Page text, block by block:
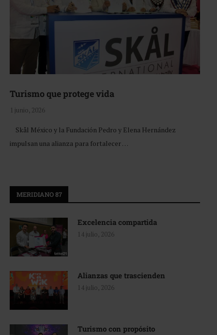
Turismo que protege vida
1 junio, 2026
Skål México y la Fundación Pedro y Elena Hernández
impulsan una alianza para fortalecer …
MERIDIANO 87
Excelencia compartida
14 julio, 2026
Alianzas que trascienden
14 julio, 2026
Turismo con propósito